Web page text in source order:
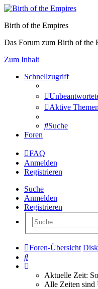
Birth of the Empires
Das Forum zum Birth of the
Zum Inhalt
Schnellzugriff
Aktive Themen
Suche
Foren
FAQ
Anmelden
Registrieren
Suche
Anmelden
Registrieren
Foren-Übersicht
Suche
Aktuelle Zeit:
Alle Zeiten sind